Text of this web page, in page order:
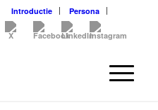
Introductie Persona